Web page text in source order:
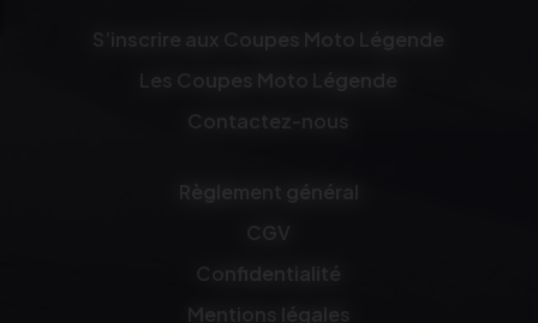
S’inscrire aux Coupes Moto Légende
Les Coupes Moto Légende
Contactez-nous
Règlement général
Confidentialité
Mentions légales